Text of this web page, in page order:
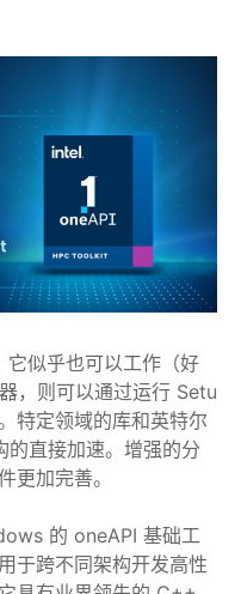
似乎也可以工作（好
，则可以通过运行 Setu
特定领域的库和英特尔
直接加速。增强的分
更加完善。
的 oneAPI 基础工
于跨不同架构开发高性